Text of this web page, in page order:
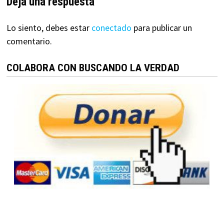
Lo siento, debes estar conectado para publicar un
comentario.
COLABORA CON BUSCANDO LA VERDAD